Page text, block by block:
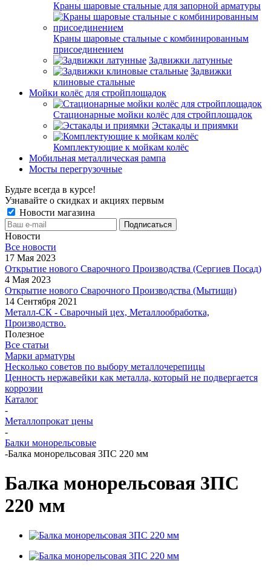
Краны шаровые стальные для запорной арматуры
Краны шаровые стальные с комбинированным
присоединением
Задвижки латунные
Задвижки
клиновые стальные
Мойки колёс для стройплощадок
Стационарные мойки колёс для стройплощадок
Эстакады и приямки
Комплектующие к мойкам колёс
Мобильная металлическая рампа
Мосты перегрузочные
Будьте всегда в курсе!
Узнавайте о скидках и акциях первым
Новости магазина
Новости
Все новости
17 Мая 2023
Открытие нового Сварочного Производства (Сергиев Посад)
4 Мая 2023
Открытие нового Сварочного Производства (Мытищи)
14 Сентября 2021
Металл-СК - Сварочный цех, Металлообработка,
Производство.
Полезное
Все статьи
Марки арматуры
Несколько советов по выбору металлочерепицы
Ценность нержавейки как металла, который не подвергается
коррозии
Каталог
-
Металлопрокат цены
-
Балки монорельсовые
-Балка монорельсовая 3ПС 220 мм
Балка монорельсовая 3ПС
220 мм